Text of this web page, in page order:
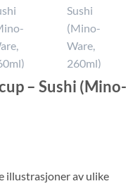
– Sushi (Mino-
illustrasjoner av ulike